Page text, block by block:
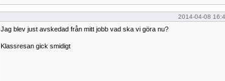
2014-04-08
Jag blev just avskedad från mitt jobb vad ska vi göra nu?
Klassresan gick smidigt